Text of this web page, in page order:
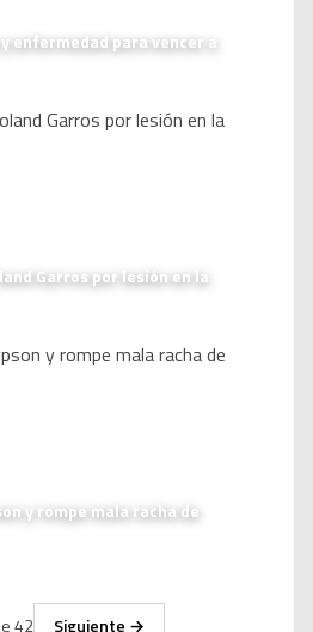
enfermedad para vencer a
Garros por lesión en la
y rompe mala racha de
42 Siguiente →